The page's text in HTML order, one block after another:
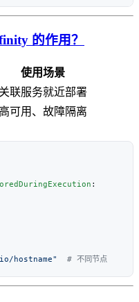
的作用？
使用场景
关联服务就近部署
高可用、故障隔离
hostname"